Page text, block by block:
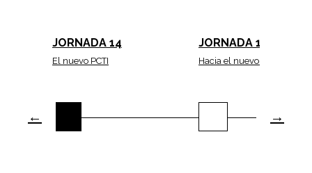
JORNADA 14
El nuevo PCTI
JORNADA 13
Hacia el nuevo PCTI
← →